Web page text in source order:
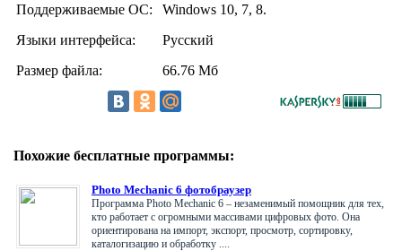
Поддерживаемые ОС:
Windows 10, 7, 8.
Языки интерфейса:
Русский
Размер файла:
66.76 Мб
Похожие бесплатные программы:
Photo Mechanic 6 фотобраузер
Программа Photo Mechanic 6 – незаменимый помощник для тех,
кто работает с огромными массивами цифровых фото. Она
ориентирована на импорт, экспорт, просмотр, сортировку,
каталогизацию и обработку ....